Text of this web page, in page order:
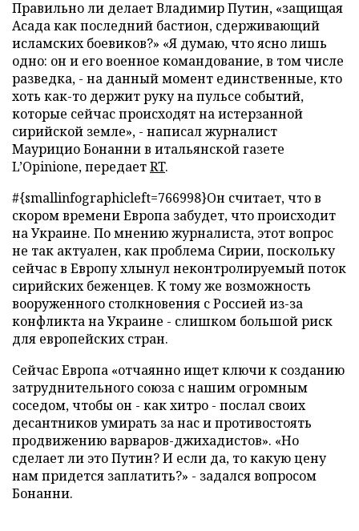
Правильно ли делает Владимир Путин, «защищая
Асада как последний бастион, сдерживающий
исламских боевиков?» «Я думаю, что ясно лишь
одно: он и его военное командование, в том числе
разведка, - на данный момент единственные, кто
хоть как-то держит руку на пульсе событий,
которые сейчас происходят на истерзанной
сирийской земле», - написал журналист
Маурицио Бонанни в итальянской газете
L’Opinione, передаетRT.
#{smallinfographicleft=766998}Он считает, что в
скором времени Европа забудет, что происходит
на Украине. По мнению журналиста, этот вопрос
не так актуален, как проблема Сирии, поскольку
сейчас в Европу хлынул неконтролируемый поток
сирийских беженцев. К тому же возможность
вооруженного столкновения с Россией из-за
конфликта на Украине - слишком большой риск
для европейских стран.
Сейчас Европа «отчаянно ищет ключи к созданию
затруднительного союза с нашим огромным
соседом, чтобы он - как хитро - послал своих
десантников умирать за нас и противостоять
продвижению варваров-джихадистов». «Но
сделает ли это Путин? И если да, то какую цену
нам придется заплатить?» - задался вопросом
Бонанни.